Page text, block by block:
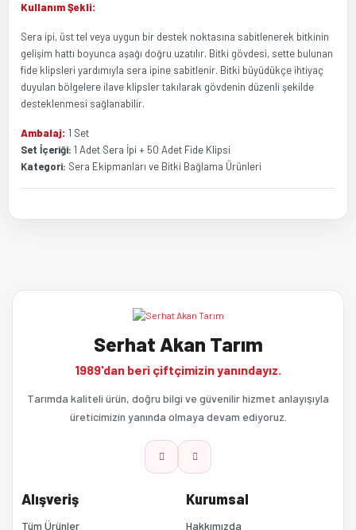
Kullanım Şekli:
Sera ipi, üst tel veya uygun bir destek noktasına sabitlenerek bitkinin
gelişim hattı boyunca aşağı doğru uzatılır. Bitki gövdesi, sette bulunan
fide klipsleri yardımıyla sera ipine sabitlenir. Bitki büyüdükçe ihtiyaç
duyulan bölgelere ilave klipsler takılarak gövdenin düzenli şekilde
desteklenmesi sağlanabilir.
Ambalaj: 1 Set
Set İçeriği: 1 Adet Sera İpi + 50 Adet Fide Klipsi
Kategori: Sera Ekipmanları ve Bitki Bağlama Ürünleri
Yorum Yaz
Görüş ve önerileriniz için teşekkür ederiz.
Ürün resmi kalitesiz, bozuk veya görüntülenemiyor.
Ürün açıklamasında eksik bilgiler bulunuyor.
Bu ürüne benzer farklı alternatifler olmalı.
Serhat Akan Tarım
1989'dan beri çiftçimizin yanındayız.
Tarımda kaliteli ürün, doğru bilgi ve güvenilir hizmet anlayışıyla
üreticimizin yanında olmaya devam ediyoruz.
Alışveriş
Tüm Ürünler
Kurumsal
Hakkımızda